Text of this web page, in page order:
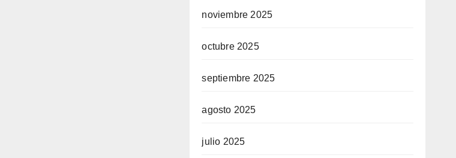
noviembre 2025
octubre 2025
septiembre 2025
agosto 2025
julio 2025